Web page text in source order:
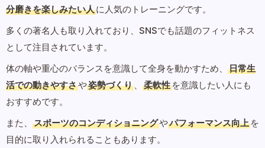
分磨きを楽しみたい人に人気のトレーニングです。
多くの著名人も取り入れており、SNSでも話題のフィットネス
として注目されています。
体の軸や重心のバランスを意識して全身を動かすため、
日常生
活での動きやすさや姿勢づくり 、 柔軟性 を意識したい人にも
おすすめです。
また、
スポーツのコンディショニングやパフォーマンス向上 を
目的に取り入れられることもあります。